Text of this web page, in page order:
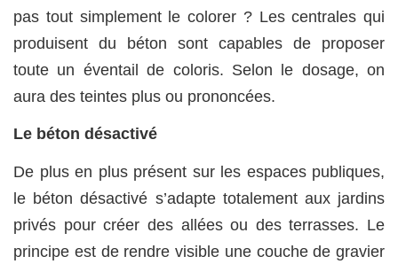
pas tout simplement le colorer ? Les centrales qui
produisent du béton sont capables de proposer
toute un éventail de coloris. Selon le dosage, on
aura des teintes plus ou prononcées.
Le béton désactivé
De plus en plus présent sur les espaces publiques,
le béton désactivé s’adapte totalement aux jardins
privés pour créer des allées ou des terrasses. Le
principe est de rendre visible une couche de gravier